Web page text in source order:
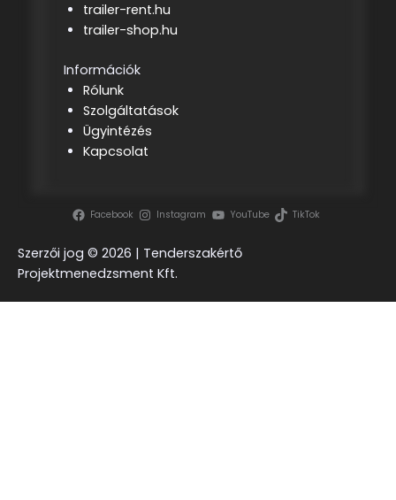
trailer-rent.hu
trailer-shop.hu
Információk
Rólunk
Szolgáltatások
Ügyintézés
Kapcsolat
Facebook Instagram YouTube TikTok
Szerzői jog © 2026 | Tenderszakértő
Projektmenedzsment Kft.